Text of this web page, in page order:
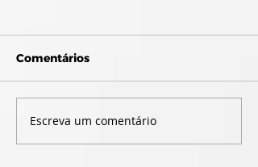
Comentários
Escreva um comentário